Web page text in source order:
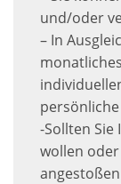
und/oder
– In
-Sollten
wollen